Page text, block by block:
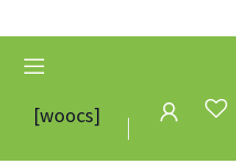
[woocs]